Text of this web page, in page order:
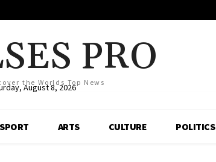
PRO
the Worlds Top News
August 8, 2026
SPORT ARTS CULTURE POLITICS